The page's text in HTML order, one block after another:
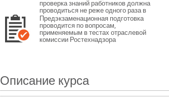
проверка знаний работников должна
проводиться не реже одного раза в
12 месяцев или не реже одного раза
в 3 года в зависимости от категории
персонала.
Предэкзаменационная подготовка
проводится по вопросам,
применяемым в тестах отраслевой
комиссии Ростехнадзора
Описание курса